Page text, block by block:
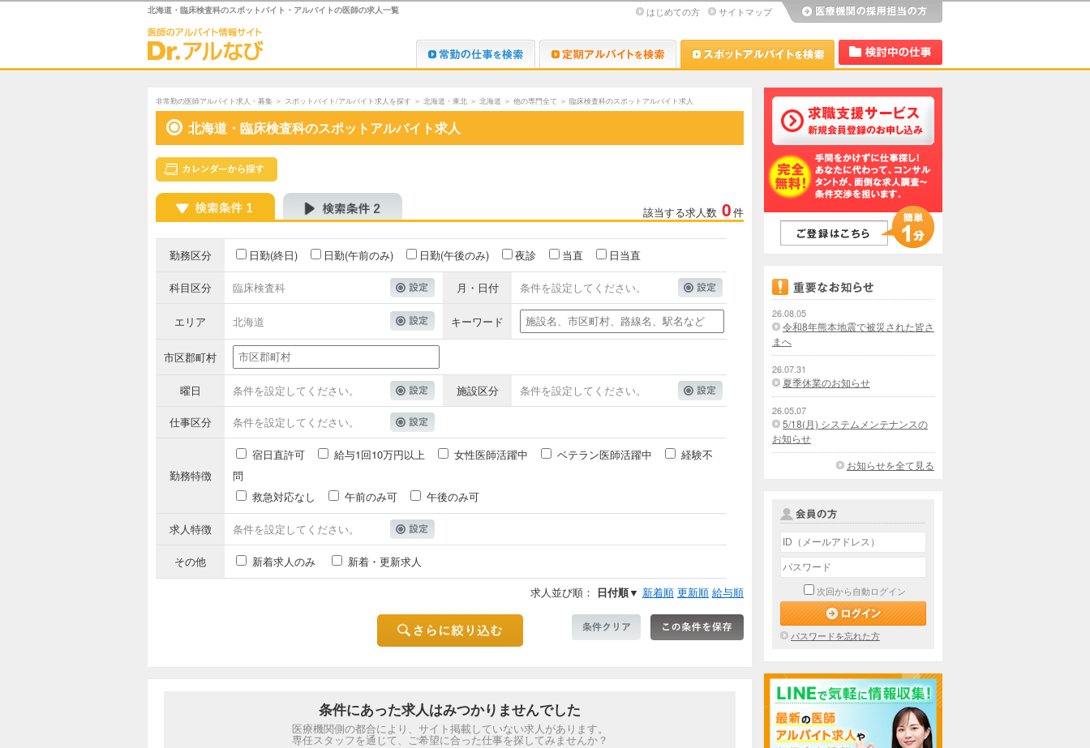
北海道・臨床検査科のスポットバイト・アルバイトの医師の求人一覧 はじめての方 サイトマップ
Dr.転職なび Dr.アルなび Dr.アルなび
非常勤の医師アルバイト求人・募集 ＞ スポットバイト/アルバイト求人を探す ＞ 北海道・東北 ＞ 北海道 ＞ 他の専門全て ＞ 臨床検査科のスポットアルバイト求人
北海道・臨床検査科のスポットアルバイト求人
該当する求人数 0件
勤務区分 日勤(終日) 日勤(午前のみ) 日勤(午後のみ) 夜診 当直 日当直
科目区分 臨床検査科 月・日付 条件を設定してください。
エリア 北海道 キーワード
市区郡町村
曜日 条件を設定してください。 施設区分 条件を設定してください。
仕事区分 条件を設定してください。
勤務特徴
宿日直許可 給与1回10万円以上 女性医師活躍中 ベテラン医師活躍中
経験不
問
救急対応なし
午前のみ可 午後のみ可
求人特徴 条件を設定してください。
その他 新着求人のみ
新着・更新求人
求人並び順： 日付順▼ 新着順 更新順 給与順
条件にあった求人はみつかりませんでした
医療機関側の都合により、サイト掲載していない求人があります。
専任スタッフを通じて、ご希望に合った仕事を探してみませんか？
26.08.05
令和8年熊本地震で被災された皆さ
まへ
26.07.31
夏季休業のお知らせ
26.05.07
5/18(月) システムメンテナンスの
お知らせ
お知らせを全て見る
次回から自動ログイン
パスワードを忘れた方